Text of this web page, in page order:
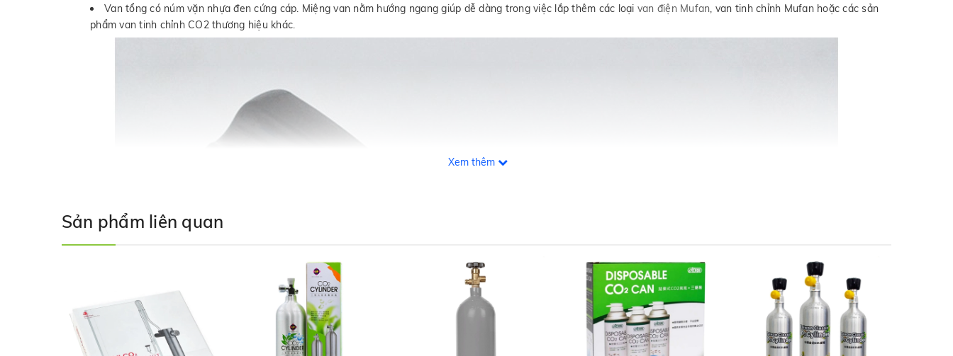
Van tổng có núm vặn nhựa đen cứng cáp. Miệng van nằm hướng ngang giúp dễ dàng trong việc lắp thêm các loại van điện Mufan, van tinh chỉnh Mufan hoặc các sản
phẩm van tinh chỉnh CO2 thương hiệu khác.
Xem thêm
Sản phẩm liên quan